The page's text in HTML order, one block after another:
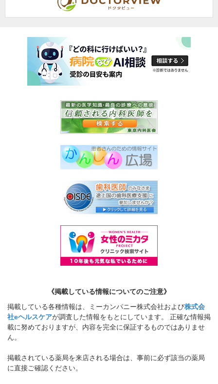
《掲載している情報についてのご注意》
掲載している各種情報は、ミーカンパニー株式会社および株式会
社eヘルスケアが調査した情報をもとにしています。 正確な情報掲
載に努めておりますが、内容を完全に保証するものではありませ
ん。
掲載されている薬局を来店される場合は、事前に必ず該当の薬局
に直接ご確認ください。